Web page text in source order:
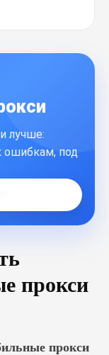
лучше:
ошибкам, под
прокси
прокси